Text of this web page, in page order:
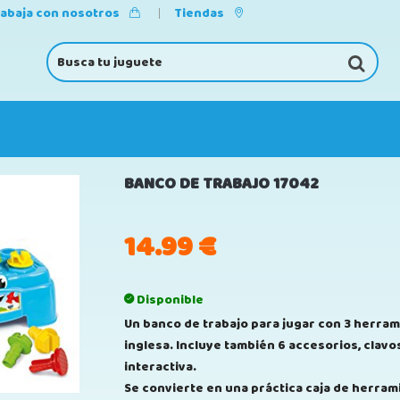
con nosotros Tiendas
BANCO DE TRABAJO 17042
14.99€
Disponible
Un banco de trabajo para jugar con 3
inglesa. Incluye también 6 accesorios,
interactiva.
Se convierte en una práctica caja de